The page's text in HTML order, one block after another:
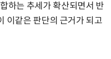
하는 추세가 확산되면서 반
이같은 판단의 근거가 되고